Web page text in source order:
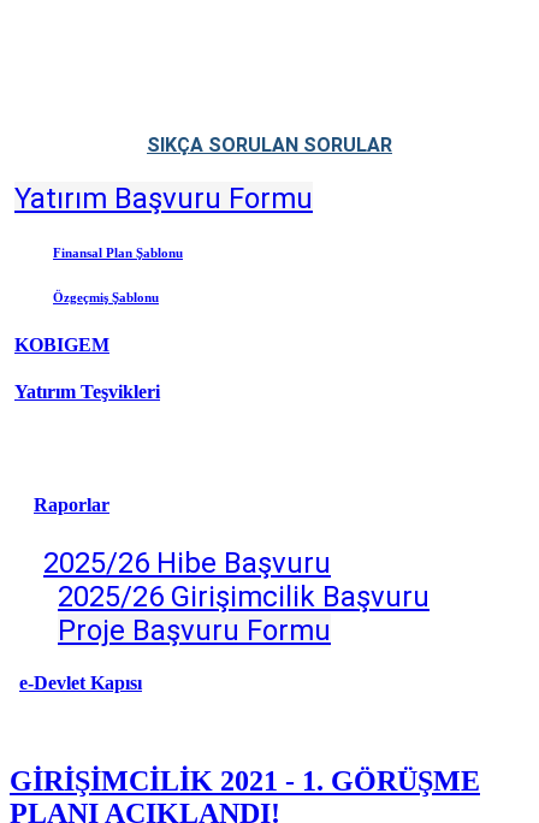
SIKÇA SORULAN SORULAR
Yatırım Başvuru Formu
Finansal Plan Şablonu
Özgeçmiş Şablonu
KOBIGEM
Yatırım Teşvikleri
Raporlar
2025/26 Hibe Başvuru
2025/26 Girişimcilik Başvuru
Proje Başvuru Formu
e-Devlet Kapısı
GİRİŞİMCİLİK 2021 - 1. GÖRÜŞME
PLANI AÇIKLANDI!